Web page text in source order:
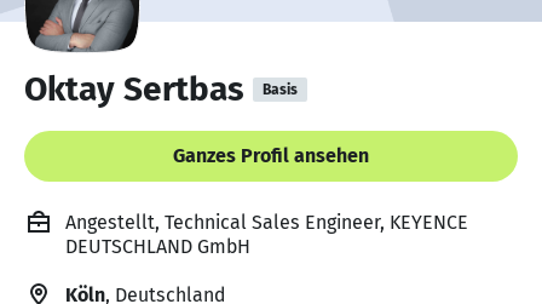
Oktay Sertbas Basis
Ganzes Profil ansehen
Angestellt, Technical Sales Engineer, KEYENCE
DEUTSCHLAND GmbH
Köln, Deutschland